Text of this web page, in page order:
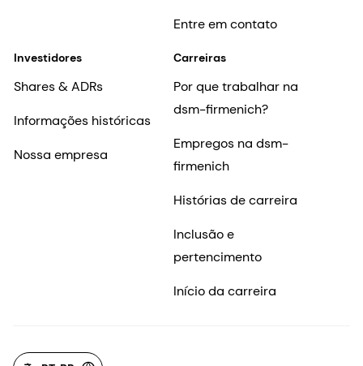
Entre em contato
Investidores
Shares & ADRs
Informações históricas
Nossa empresa
Carreiras
Por que trabalhar na
dsm-firmenich?
Empregos na dsm-
firmenich
Histórias de carreira
Inclusão e
pertencimento
Início da carreira